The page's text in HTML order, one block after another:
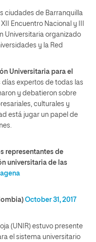
ciudades de Barranquilla
Encuentro Nacional y III
Universitaria organizado
y la Red
Universitaria para el
días expertos de todas las
y debatieron sobre
culturales y
está jugar un papel de
representantes de
universitaria de las
October 31, 2017
(UNIR) estuvo presente
el sistema universitario